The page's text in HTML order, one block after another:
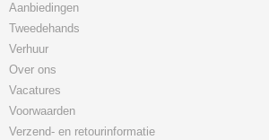
Aanbiedingen
Tweedehands
Verhuur
Over ons
Vacatures
Voorwaarden
Verzend- en retourinformatie